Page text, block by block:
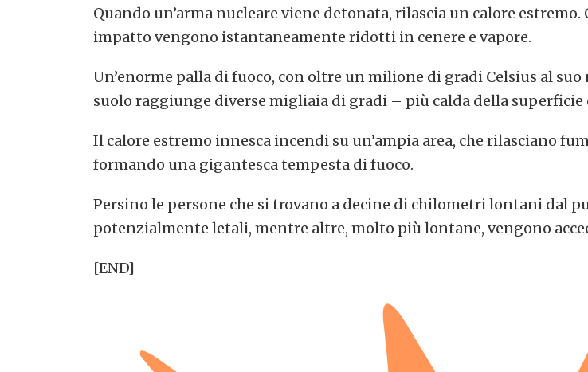
Quando un’arma nucleare viene detonata, rilascia un calore
impatto vengono istantaneamente ridotti in cenere e vapore.
Un’enorme palla di fuoco, con oltre un milione di gradi Celsius al
suolo raggiunge diverse migliaia di gradi – più calda della superficie
Il calore estremo innesca incendi su un’ampia area, che rilasciano
formando una gigantesca tempesta di fuoco.
Persino le persone che si trovano a decine di chilometri lontani dal
potenzialmente letali, mentre altre, molto più lontane, vengono
[END]